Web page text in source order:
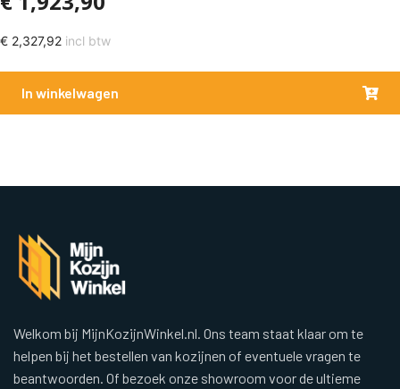
€ 2,327,92 incl btw
In winkelwagen
Welkom bij MijnKozijnWinkel.nl. Ons team staat klaar om te
helpen bij het bestellen van kozijnen of eventuele vragen te
beantwoorden. Of bezoek onze showroom voor de ultieme